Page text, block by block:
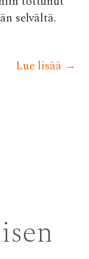
selvältä.
Lue lisää →